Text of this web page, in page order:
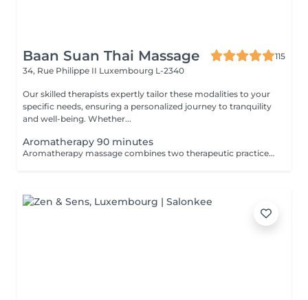
Baan Suan Thai Massage
115
34, Rue Philippe II Luxembourg L-2340
Our skilled therapists expertly tailor these modalities to your
specific needs, ensuring a personalized journey to tranquility
and well-being. Whether...
Aromatherapy 90 minutes
Aromatherapy massage combines two therapeutic practices to create wonderful results. Aromatherapy is an ancient approach that provides a number of health and emotional benefits. Essential oils such as lavender, orange blossom, and peppermint offer unique effects to the senses. Massage uses pressure and touch to offer healing and stress relief by stimulating the lymphatic, circulatory, nervous, and musculoskeletal systems.